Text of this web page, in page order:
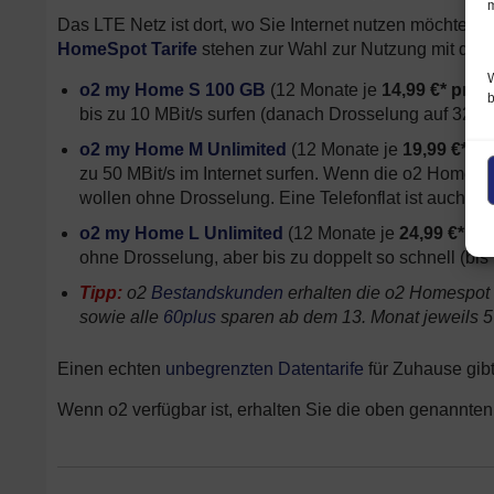
Das LTE Netz ist dort, wo Sie Internet nutzen möchten,
HomeSpot Tarife stehen zur Wahl zur Nutzung mit dem
o2 my Home S 100 GB (12 Monate je 14,99 €* pro
bis zu 10 MBit/s surfen (danach Drosselung auf 32
o2 my Home M Unlimited (12 Monate je 19,99 €*
zu 50 MBit/s im Internet surfen. Wenn die o2
wollen ohne Drosselung. Eine Telefonflat ist auch
o2 my Home L Unlimited (12 Monate je 24,99 €* je
ohne Drosselung, aber bis zu doppelt so schnell (bis
Tipp: o2 Bestandskunden erhalten die o2
sowie alle 60plus sparen ab dem 13. Monat jeweils
Einen echten unbegrenzten Datentarife für Zuhause
Wenn o2 verfügbar ist, erhalten Sie die oben